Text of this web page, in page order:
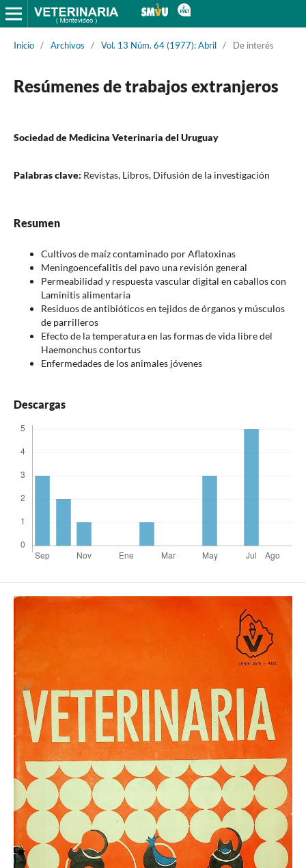
Inicio / Archivos / Vol. 13 Núm. 64 (1977): Abril / De interés
Resúmenes de trabajos extranjeros
Sociedad de Medicina Veterinaria del Uruguay
Palabras clave: Revistas, Libros, Difusión de la investigación
Resumen
Cultivos de maíz contaminado por Aflatoxinas
Meningoencefalitis del pavo una revisión general
Permeabilidad y respuesta vascular digital en caballos con
Laminitis alimentaria
Residuos de antibióticos en tejidos de órganos y músculos
de parrilleros
Efecto de la temperatura en las formas de vida libre del
Haemonchus contortus
Enfermedades de los animales jóvenes
Descargas